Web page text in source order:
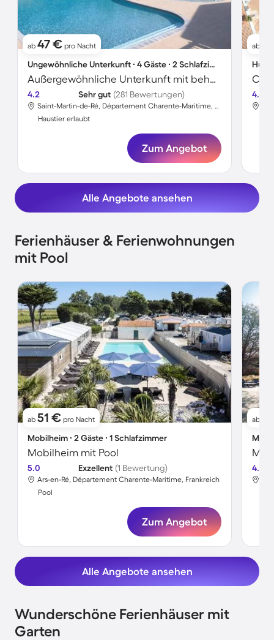
ab 47 € pro Nacht
Ungewöhnliche Unterkunft ∙ 4 Gäste ∙ 2 Schlafzimmer
Außergewöhnliche Unterkunft mit beheiztem Pool und Terrasse
4.2 Sehr gut (281 Bewertungen)
Saint-Martin-de-Ré, Département Charente-Maritime, Frankreich
Haustier erlaubt
Zum Angebot
ab
Hütte
4.3
Alle Angebote ansehen
Ferienhäuser & Ferienwohnungen
mit Pool
ab 51 € pro Nacht
Mobilheim ∙ 2 Gäste ∙ 1 Schlafzimmer
Mobilheim mit Pool
5.0 Exzellent (1 Bewertung)
Ars-en-Ré, Département Charente-Maritime, Frankreich
Pool
Zum Angebot
ab
4.6
Alle Angebote ansehen
Wunderschöne Ferienhäuser mit
Garten